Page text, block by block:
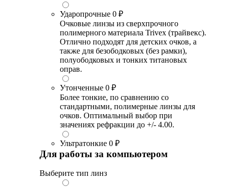
Ударопрочные 0 ₽
Очковые линзы из сверхпрочного
полимерного материала Trivex (трайвекс).
Отлично подходят для детских очков, а
также для безободковых (без рамки),
полуободковых и тонких титановых
оправ.
Утонченные 0 ₽
Более тонкие, по сравнению со
стандартными, полимерные линзы для
очков. Оптимальный выбор при
значениях рефракции до +/- 4.00.
Ультратонкие 0 ₽
Для работы за компьютером
Выберите тип линз